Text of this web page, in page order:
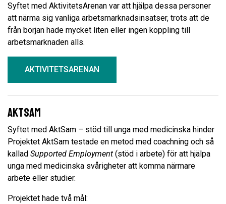
Syftet med AktivitetsArenan var att hjälpa dessa personer
att närma sig vanliga arbetsmarknadsinsatser, trots att de
från början hade mycket liten eller ingen koppling till
arbetsmarknaden alls.
AKTIVITETSARENAN
Aktsam
Syftet med AktSam – stöd till unga med medicinska hinder
Projektet AktSam testade en metod med coachning och så
kallad Supported Employment(stöd i arbete) för att hjälpa
unga med medicinska svårigheter att komma närmare
arbete eller studier.
Projektet hade två mål: